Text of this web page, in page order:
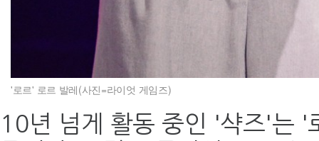
'로르' 로르 발레(사진=라이엇 게임즈)
10년 넘게 활동 중인 '샥즈'는 '